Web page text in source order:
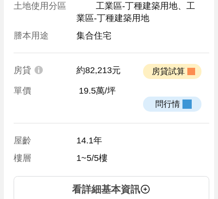
土地使用分區
業區-丁種建築用地
謄本用途
集合住宅
房貸 約82,213元
單價 19.5萬/坪
屋齡
14.1年
樓層
1~5/5樓
看詳細基本資訊